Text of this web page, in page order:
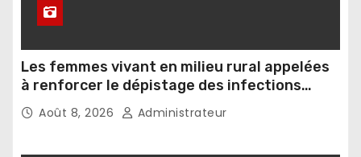
Les femmes vivant en milieu rural appelées
à renforcer le dépistage des infections
sexuellement transmissibles
Août 8, 2026 Administrateur